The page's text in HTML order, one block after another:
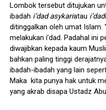
Lombok tersebut ditujukan
ibadah i’dad asykariatau
ditinggalkan oleh umat Islam.
melakukan i’dad. Padahal ini
diwajibkan kepada kaum
bahkan paling tinggi
ibadah-ibadah yang lain
Maka kita punya hak untuk
yang akrab disapa Ustadz